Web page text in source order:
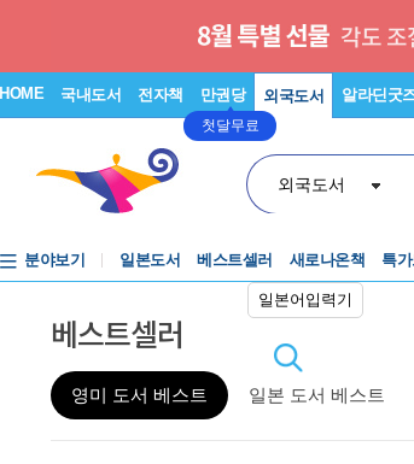
HOME 국내도서 전자책 만권당
첫달무료
외국도서 알라딘굿
외국도서
일본어입력기
분야보기 일본도서 베스트셀러 새로나온책 특
베스트셀러
영미 도서 베스트 일본 도서 베스트